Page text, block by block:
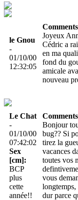
le Gnou
-
01/10/00
12:32:05
Joyeux
Cédric a
en ma
fond du
amicale
nouveau
Le Chat
-
01/10/00
07:42:02
Sex
[cm]:
BCP
plus
cette
année!!
Bonjour
bug?? Si
tirez la
vacances
toutes vos
vous
longtemps,
dur parce